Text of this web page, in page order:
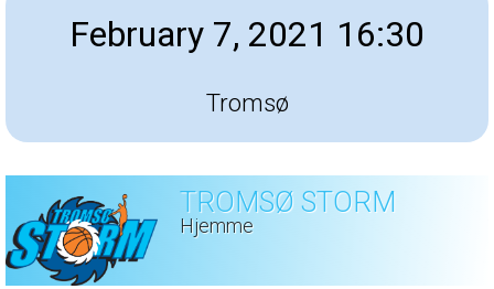
February 7, 2021 16:30
Tromsø
TROMSØ STORM
Hjemme